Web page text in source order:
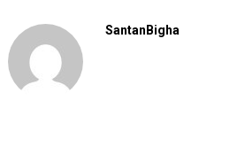
SantanBigha